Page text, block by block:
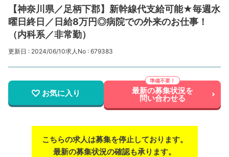
【神奈川県／足柄下郡】新幹線代支給可能★毎週水
曜日終日／日給8万円◎病院での外来のお仕事！
（内科系／非常勤）
更新日 : 2024/06/10求人No : 679383
お気に入り 最新の募集状況を
問い合わせる
こちらの求人は募集を停止しております。
最新の募集状況の確認も承ります。